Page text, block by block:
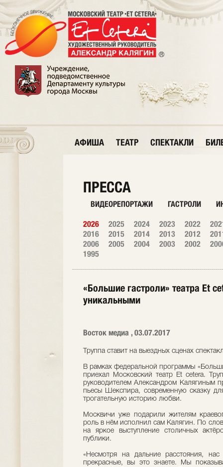
АФИША ТЕАТР СПЕКТАКЛИ
ПРЕССА
ВИДЕОРЕПОРТАЖИ ГАСТРОЛИ
2026 2025 2024 2023 2022
2016
2015 2014 2013 2012
2006
2005 2004 2003 2002
1995
«Большие гастроли» театра Et
уникальными
Восток медиа , 03.07.2017
Труппа ставит на выездных сценах
В рамках федеральной программы
приехал Московский театр Et cetera.
руководителем Александром Калягиным
пьесы Шекспира, современную сказку
трогательную историю любви.
Москвичи уже подарили жителям
роль в нём исполнил сам Калягин. По
на яркое выступление столичных
публики.
«Несмотря на дальние расстояния,
прекрасные, вы это знаете. Мы